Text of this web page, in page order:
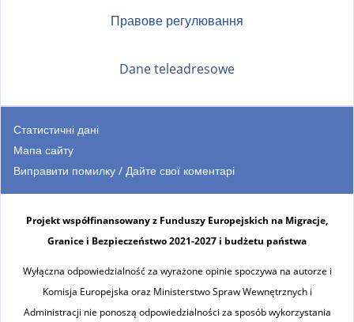
Правове регулювання
Dane teleadresowe
Статистичні дані
Мапа сайту
Виправити помилку / Дайте свої коментарі
Projekt współfinansowany z Funduszy Europejskich na Migracje,
Granice i Bezpieczeństwo 2021-2027 i budżetu państwa
Wyłączna odpowiedzialność za wyrażone opinie spoczywa na autorze i
Komisja Europejska oraz Ministerstwo Spraw Wewnętrznych i
Administracji nie ponoszą odpowiedzialności za sposób wykorzystania